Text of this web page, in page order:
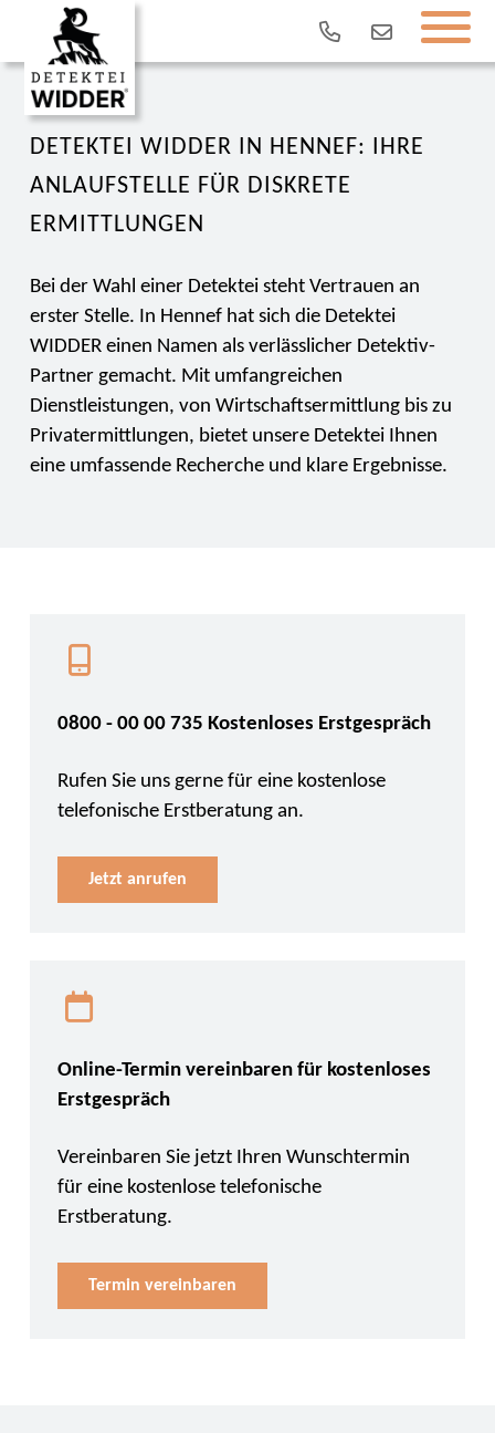
DETEKTEI WIDDER IN HENNEF: IHRE
ANLAUFSTELLE FÜR DISKRETE
ERMITTLUNGEN
Bei der Wahl einer Detektei steht Vertrauen an
erster Stelle. In Hennef hat sich die Detektei
WIDDER einen Namen als verlässlicher Detektiv-
Partner gemacht. Mit umfangreichen
Dienstleistungen, von Wirtschaftsermittlung bis zu
Privatermittlungen, bietet unsere Detektei Ihnen
eine umfassende Recherche und klare Ergebnisse.
0800 - 00 00 735 Kostenloses Erstgespräch
Rufen Sie uns gerne für eine kostenlose
telefonische Erstberatung an.
Jetzt anrufen
Online-Termin vereinbaren für kostenloses
Erstgespräch
Vereinbaren Sie jetzt Ihren Wunschtermin
für eine kostenlose telefonische
Erstberatung.
Termin vereinbaren